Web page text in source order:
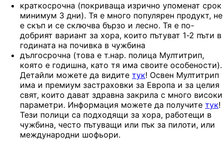
краткосрочна (покриваща изрично упоменат срок
минимум 3 дни). Тя е много популярен продукт, не
е скъп и се сключва бързо и лесно. Тя е по-
добрият вариант за хора, които пътуват 1-2 пъти в
годината на почивка в чужбина
дългосрочна (това е т.нар. полица Мултитрип,
която е годишна, като тя има своите особености).
Детайли можете да видите тук! Освен Мултитрип
има и премиум застраховки за Европа и за целия
свят, които дават здравна закрила с много високи
параметри. Информация можете да получите тук!
Тези полици са подходящи за хора, работещи в
чужбина, често пътуващи или пък за пилоти, или
международни шофьори.